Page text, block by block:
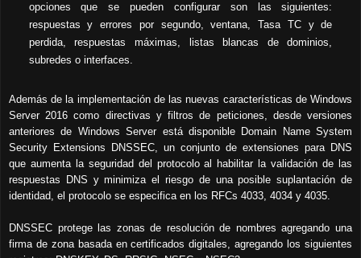
opciones que se pueden configurar son las siguientes:
respuestas y errores por segundo, ventana, Tasa TC y de
perdida, respuestas máximas, listas blancas de dominios,
subredes o interfaces.
Además de la implementación de las nuevas características de Windows
Server 2016 como directivas y filtros de peticiones, desde versiones
anteriores de Windows Server está disponible Domain Name System
Security Extensions DNSSEC, un conjunto de extensiones para DNS
que aumenta la seguridad del protocolo al habilitar la validación de las
respuestas DNS y minimiza el riesgo de una posible suplantación de
identidad, el protocolo se especifica en los RFCs 4033, 4034 y 4035.
DNSSEC protege las zonas de resolución de nombres agregando una
firma de zona basada en certificados digitales, agregando los siguientes